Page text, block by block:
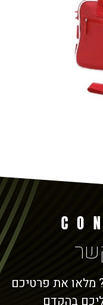
מלאו את פרטיכם
בהקדם